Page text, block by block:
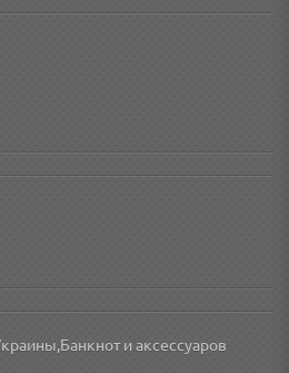
и аксессуаров